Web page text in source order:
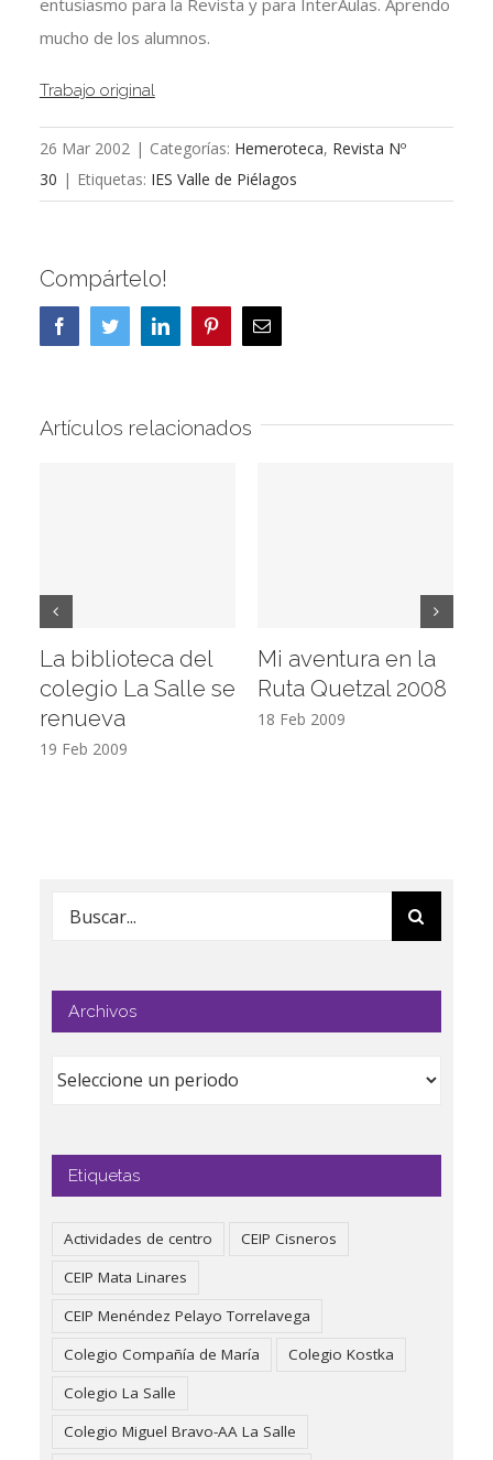
entusiasmo para la Revista y para InterAulas. Aprendo
mucho de los alumnos.
Trabajo original
26 Mar 2002 | Categorías: Hemeroteca, Revista Nº
30 | Etiquetas: IES Valle de Piélagos
Compártelo!
FacebookTwitterLinkedInPinterestCorreo
electrónico
Artículos relacionados
La biblioteca del
colegio La Salle se
renueva
19 Feb 2009
Mi aventura en la
Ruta Quetzal 2008
18 Feb 2009
Buscar:
Archivos
Etiquetas
Actividades de centro
CEIP Cisneros
CEIP Mata Linares
CEIP Menéndez Pelayo Torrelavega
Colegio Compañía de María
Colegio Kostka
Colegio La Salle
Colegio Miguel Bravo-AA La Salle